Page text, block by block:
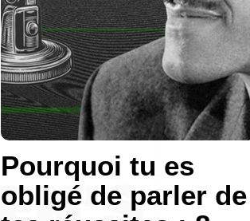
Pourquoi tu es
obligé de parler de